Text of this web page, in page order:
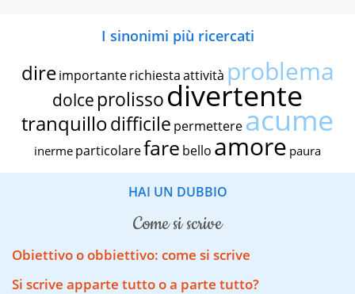
I sinonimi più ricercati
dire importante richiestaattività problema
dolce prolissodivertente
tranquillodifficile permettereacume
inerme particolarefare bello amore paura
HAI UN DUBBIO
come si scrive
Obiettivo o obbiettivo: come si scrive
Si scrive apparte tutto o a parte tutto?